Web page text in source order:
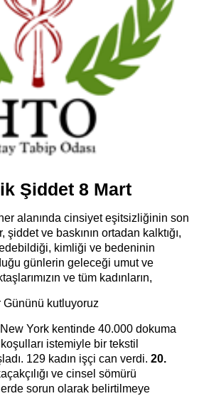
Şiddet 8 Mart
alanında cinsiyet eşitsizliğinin son
ve baskının ortadan kalktığı,
kimliği ve bedeninin
günlerin geleceği umut ve
ve tüm kadınların,
Gününü kutluyoruz
York kentinde 40.000 dokuma
istemiyle bir tekstil
129 kadın işçi can verdi. 20.
ve cinsel sömürü
sorun olarak belirtilmeye